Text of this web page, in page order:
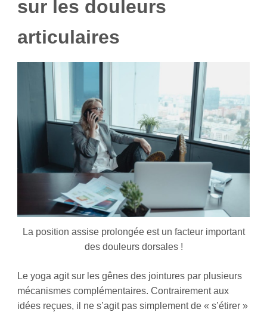
sur les douleurs
articulaires
La position assise prolongée est un facteur important
des douleurs dorsales !
Le yoga agit sur les gênes des jointures par plusieurs
mécanismes complémentaires. Contrairement aux
idées reçues, il ne s’agit pas simplement de « s’étirer »